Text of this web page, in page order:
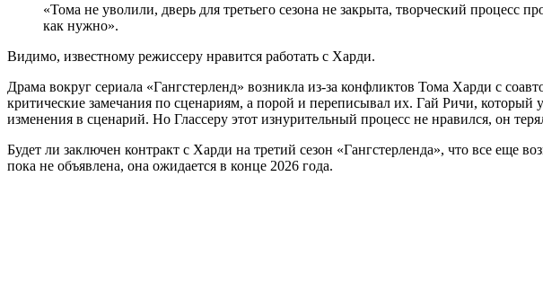
«Тома не уволили, дверь для третьего сезона не закрыта, творческий процесс
как нужно».
Видимо, известному режиссеру нравится работать с Харди.
Драма вокруг сериала «Гангстерленд» возникла из-за конфликтов Тома Харди с
критические замечания по сценариям, а порой и переписывал их. Гай Ричи, который
изменения в сценарий. Но Глассеру этот изнурительный процесс не нравился, он
Будет ли заключен контракт с Харди на третий сезон «Гангстерленда», что все еще
пока не объявлена, она ожидается в конце 2026 года.